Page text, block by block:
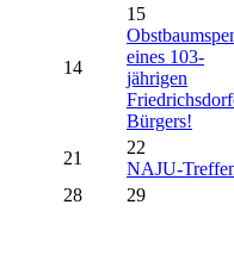
14
15
eines 103-
jährigen
Bürgers!
21
22
NAJU-
28 29